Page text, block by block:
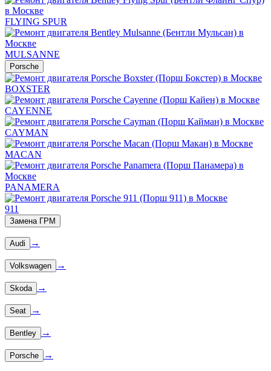
FLYING SPUR
MULSANNE
Porsche
BOXSTER
CAYENNE
CAYMAN
MACAN
PANAMERA
911
Замена ГРМ
Audi →
Volkswagen →
Skoda →
Seat →
Bentley →
Porsche →